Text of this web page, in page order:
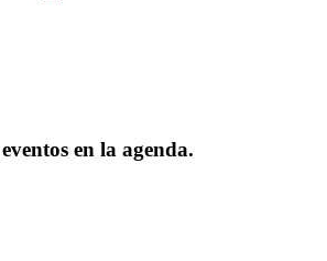
en la agenda.